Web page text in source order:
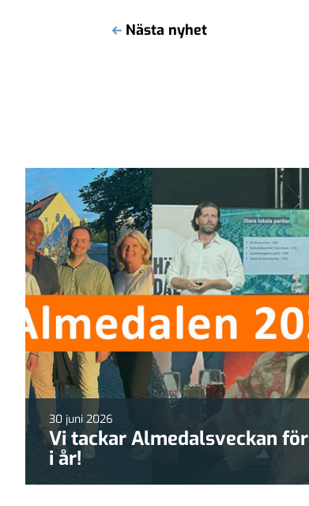
Nästa nyhet
30 juni 2026
Vi tackar Almedalsveckan för
i år!